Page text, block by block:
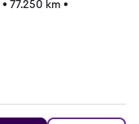
• 77.250 km •